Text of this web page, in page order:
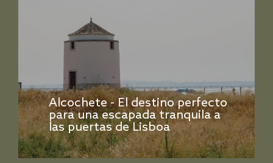
Alcochete - El destino perfecto
para una escapada tranquila a
las puertas de Lisboa